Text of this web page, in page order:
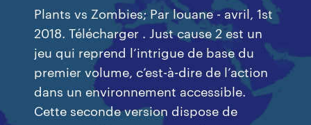
Plants vs Zombies; Par louane - avril, 1st
2018. Télécharger . Just cause 2 est un
jeu qui reprend l’intrigue de base du
premier volume, c’est-à-dire de l’action
dans un environnement accessible.
Cette seconde version dispose de